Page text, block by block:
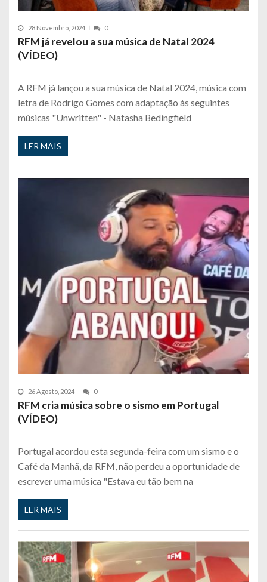
28 Novembro, 2024 0
RFM já revelou a sua música de Natal 2024
(VÍDEO)
A RFM já lançou a sua música de Natal 2024, música com
letra de Rodrigo Gomes com adaptação às seguintes
músicas "Unwritten" - Natasha Bedingfield
LER MAIS
26 Agosto, 2024 0
RFM cria música sobre o sismo em Portugal
(VÍDEO)
Portugal acordou esta segunda-feira com um sismo e o
Café da Manhã, da RFM, não perdeu a oportunidade de
escrever uma música "Estava eu tão bem na
LER MAIS